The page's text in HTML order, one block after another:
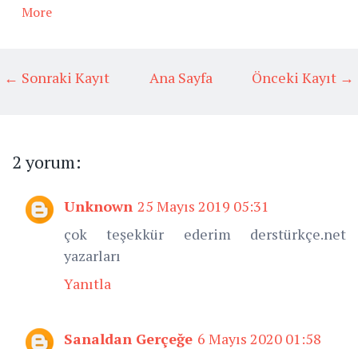
More
← Sonraki Kayıt Önceki Kayıt →
Ana Sayfa
2 yorum:
Unknown 25 Mayıs 2019 05:31
çok teşekkür ederim derstürkçe.net
yazarları
Yanıtla
Sanaldan Gerçeğe 6 Mayıs 2020 01:58